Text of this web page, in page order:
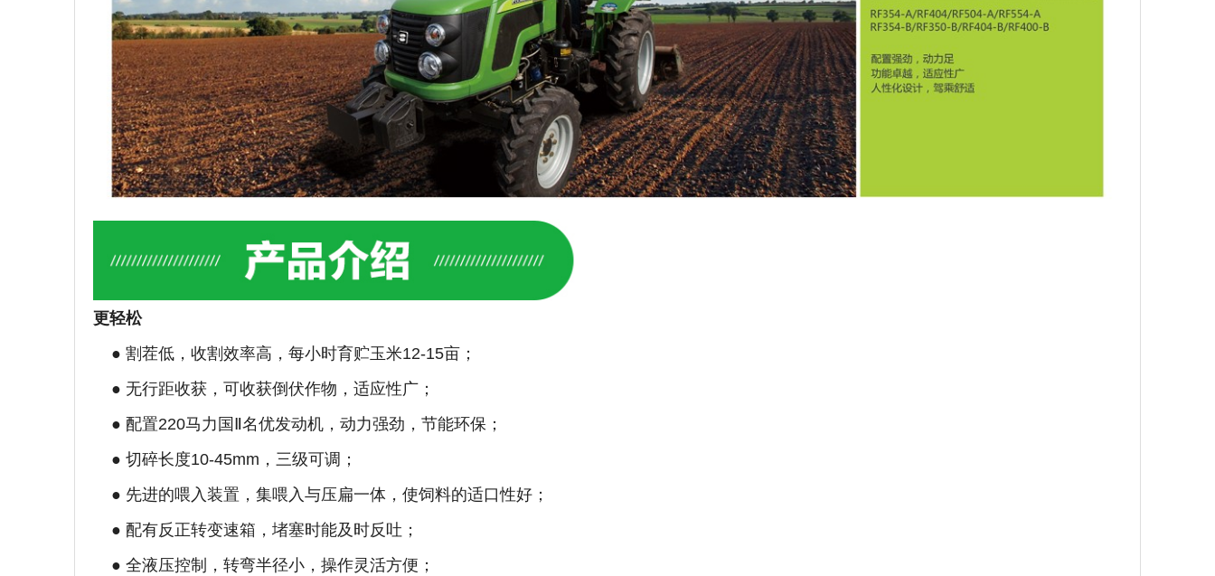
更轻松
● 割茬低，收割效率高，每小时育贮玉米12-15亩；
● 无行距收获，可收获倒伏作物，适应性广；
● 配置220马力国Ⅱ名优发动机，动力强劲，节能环保；
● 切碎长度10-45mm，三级可调；
● 先进的喂入装置，集喂入与压扁一体，使饲料的适口性好；
● 配有反正转变速箱，堵塞时能及时反吐；
● 全液压控制，转弯半径小，操作灵活方便；